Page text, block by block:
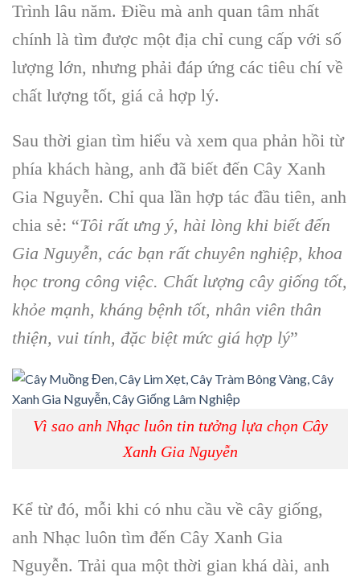
Trình lâu năm. Điều mà anh quan tâm nhất
chính là tìm được một địa chỉ cung cấp với số
lượng lớn, nhưng phải đáp ứng các tiêu chí về
chất lượng tốt, giá cả hợp lý.
Sau thời gian tìm hiểu và xem qua phản hồi từ
phía khách hàng, anh đã biết đến Cây Xanh
Gia Nguyễn. Chỉ qua lần hợp tác đầu tiên, anh
chia sẻ: “Tôi rất ưng ý, hài lòng khi biết đến
Gia Nguyễn, các bạn rất chuyên nghiệp, khoa
học trong công việc. Chất lượng cây giống tốt,
khỏe mạnh, kháng bệnh tốt, nhân viên thân
thiện, vui tính, đặc biệt mức giá hợp lý”
Vì sao anh Nhạc luôn tin tưởng lựa chọn Cây
Xanh Gia Nguyễn
Kể từ đó, mỗi khi có nhu cầu về cây giống,
anh Nhạc luôn tìm đến Cây Xanh Gia
Nguyễn. Trải qua một thời gian khá dài, anh